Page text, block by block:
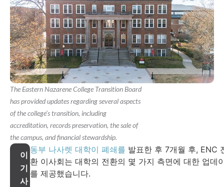
The Eastern Nazarene College Transition Board
has provided updates regarding several aspects
of the college’s transition, including
accreditation, records preservation, the sale of
the campus, and financial stewardship.
이
기
사
동부 나사렛 대학이 폐쇄를 발표한 후 7개월 후, ENC
환 이사회는 대학의 전환의 몇 가지 측면에 대한 업데
를 제공했습니다.